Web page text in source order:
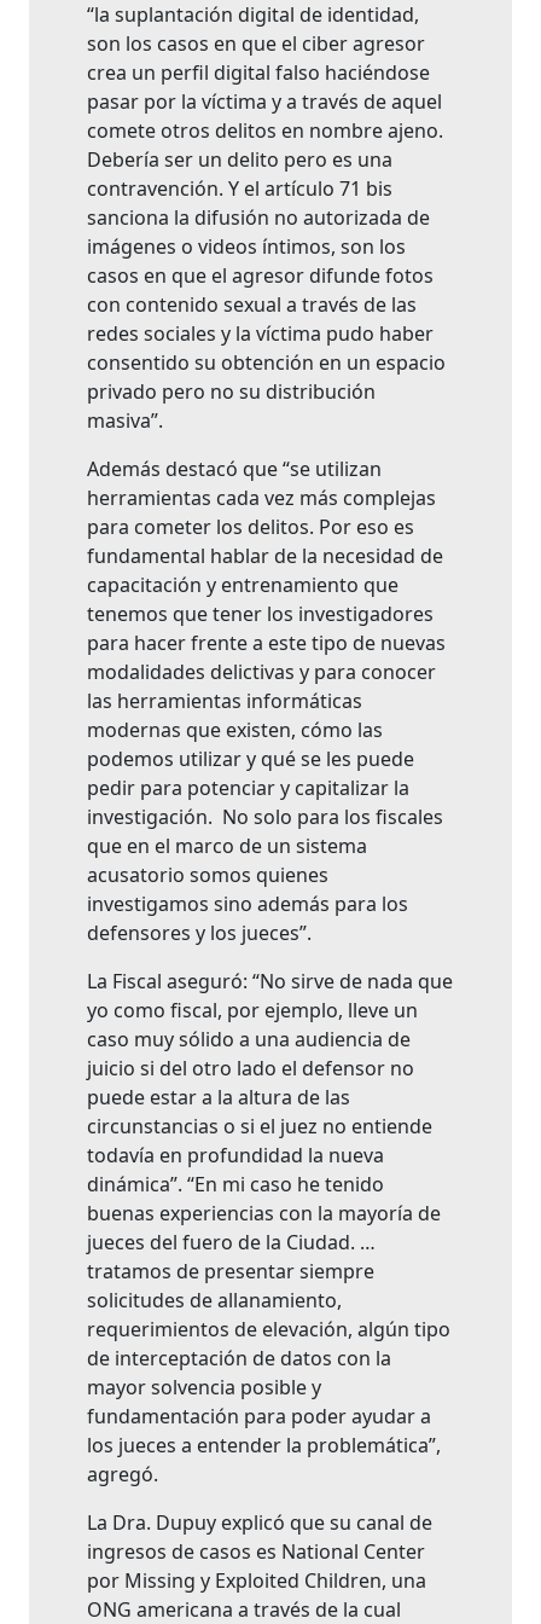
“la suplantación digital de identidad,
son los casos en que el ciber agresor
crea un perfil digital falso haciéndose
pasar por la víctima y a través de aquel
comete otros delitos en nombre ajeno.
Debería ser un delito pero es una
contravención. Y el artículo 71 bis
sanciona la difusión no autorizada de
imágenes o videos íntimos, son los
casos en que el agresor difunde fotos
con contenido sexual a través de las
redes sociales y la víctima pudo haber
consentido su obtención en un espacio
privado pero no su distribución
masiva”.
Además destacó que “se utilizan
herramientas cada vez más complejas
para cometer los delitos. Por eso es
fundamental hablar de la necesidad de
capacitación y entrenamiento que
tenemos que tener los investigadores
para hacer frente a este tipo de nuevas
modalidades delictivas y para conocer
las herramientas informáticas
modernas que existen, cómo las
podemos utilizar y qué se les puede
pedir para potenciar y capitalizar la
investigación. No solo para los fiscales
que en el marco de un sistema
acusatorio somos quienes
investigamos sino además para los
defensores y los jueces”.
La Fiscal aseguró: “No sirve de nada que
yo como fiscal, por ejemplo, lleve un
caso muy sólido a una audiencia de
juicio si del otro lado el defensor no
puede estar a la altura de las
circunstancias o si el juez no entiende
todavía en profundidad la nueva
dinámica”. “En mi caso he tenido
buenas experiencias con la mayoría de
jueces del fuero de la Ciudad. …
tratamos de presentar siempre
solicitudes de allanamiento,
requerimientos de elevación, algún tipo
de interceptación de datos con la
mayor solvencia posible y
fundamentación para poder ayudar a
los jueces a entender la problemática”,
agregó.
La Dra. Dupuy explicó que su canal de
ingresos de casos es National Center
por Missing y Exploited Children, una
ONG americana a través de la cual